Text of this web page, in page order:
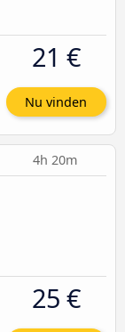
21 €
Nu vinden
4h 20m
25 €